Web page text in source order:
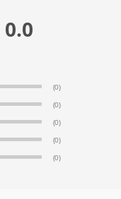
0.0
(0)
(0)
(0)
(0)
(0)